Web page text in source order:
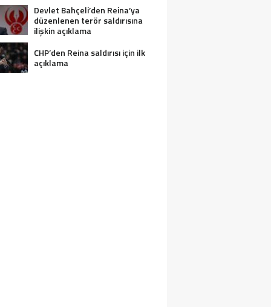
Devlet Bahçeli’den Reina’ya
düzenlenen terör saldırısına
ilişkin açıklama
CHP’den Reina saldırısı için ilk
açıklama